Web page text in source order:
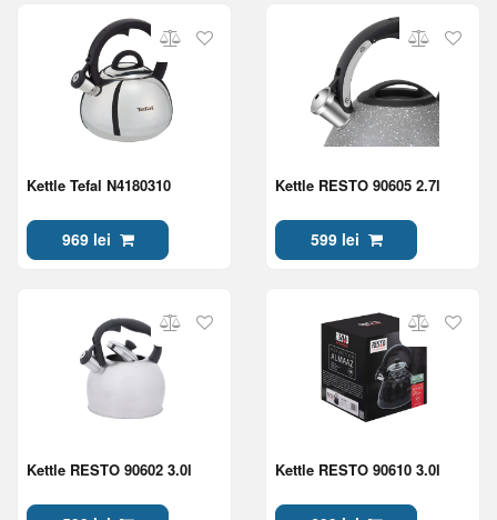
Kettle Tefal N4180310
969 lei
Kettle RESTO 90605 2.7l
599 lei
Kettle RESTO 90602 3.0l Kettle RESTO 90610 3.0l